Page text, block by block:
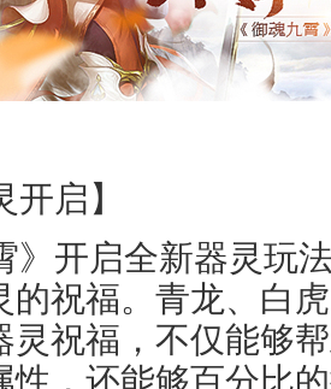
开启】
》开启全新器灵玩
的祝福。青龙、白
灵祝福，不仅能够
性，还能够百分比